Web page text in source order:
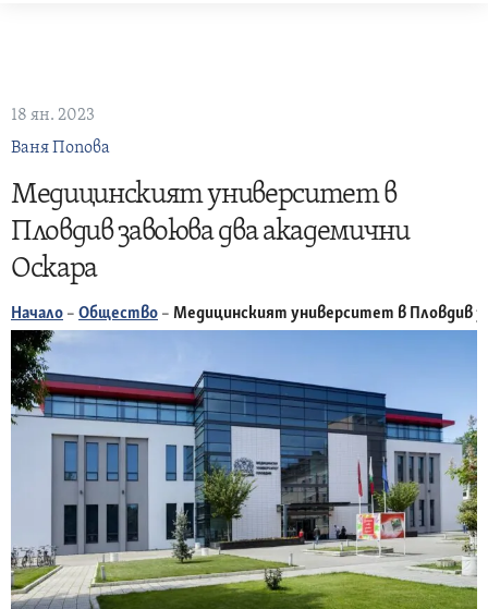
18 ян. 2023
Ваня Попова
Медицинският университет в
Пловдив завоюва два академични
Оскара
Начало – Общество – Медицинският университет в Пловдив